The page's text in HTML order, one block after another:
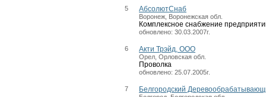
5 АбсолютСнаб
Воронеж, Воронежская обл.
Комплексное снабжение
обновлено: 30.03.2007г.
6 Акти Трэйд, ООО
Орел, Орловская обл.
Проволка
обновлено: 25.07.2005г.
7 Белгородский